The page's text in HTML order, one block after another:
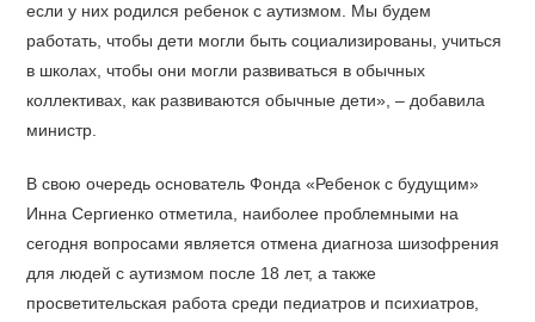
если у них родился ребенок с аутизмом. Мы будем
работать, чтобы дети могли быть социализированы, учиться
в школах, чтобы они могли развиваться в обычных
коллективах, как развиваются обычные дети», – добавила
министр.
В свою очередь основатель Фонда «Ребенок с будущим»
Инна Сергиенко отметила, наиболее проблемными на
сегодня вопросами является отмена диагноза шизофрения
для людей с аутизмом после 18 лет, а также
просветительская работа среди педиатров и психиатров,